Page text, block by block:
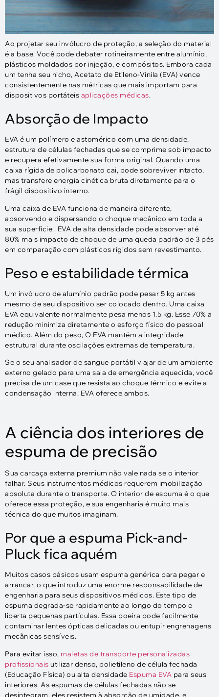
Ao projetar seu invólucro de proteção, a seleção do material
é a base. Você pode debater rotineiramente entre alumínio,
plásticos moldados por injeção, e compósitos. Embora cada
um tenha seu nicho, Acetato de Etileno-Vinila (EVA) vence
consistentemente nas métricas que mais importam para
dispositivos portáteis aplicações médicas.
Absorção de Impacto
EVA é um polímero elastomérico com uma densidade,
estrutura de células fechadas que se comprime sob impacto
e recupera efetivamente sua forma original. Quando uma
caixa rígida de policarbonato cai, pode sobreviver intacto,
mas transfere energia cinética bruta diretamente para o
frágil dispositivo interno.
Uma caixa de EVA funciona de maneira diferente,
absorvendo e dispersando o choque mecânico em toda a
sua superfície.. EVA de alta densidade pode absorver até
80% mais impacto de choque de uma queda padrão de 3 pés
em comparação com plásticos rígidos sem revestimento.
Peso e estabilidade térmica
Um invólucro de alumínio padrão pode pesar 5 kg antes
mesmo de seu dispositivo ser colocado dentro. Uma caixa
EVA equivalente normalmente pesa menos 1.5 kg. Esse 70% a
redução minimiza diretamente o esforço físico do pessoal
médico. Além do peso, O EVA mantém a integridade
estrutural durante oscilações extremas de temperatura.
Se o seu analisador de sangue portátil viajar de um ambiente
externo gelado para uma sala de emergência aquecida, você
precisa de um case que resista ao choque térmico e evite a
condensação interna. EVA oferece ambos.
A ciência dos interiores de
espuma de precisão
Sua carcaça externa premium não vale nada se o interior
falhar. Seus instrumentos médicos requerem imobilização
absoluta durante o transporte. O interior de espuma é o que
oferece essa proteção, e sua engenharia é muito mais
técnica do que muitos imaginam.
Por que a espuma Pick-and-
Pluck fica aquém
Muitos casos básicos usam espuma genérica para pegar e
arrancar, o que introduz uma enorme responsabilidade de
engenharia para seus dispositivos médicos. Este tipo de
espuma degrada-se rapidamente ao longo do tempo e
liberta pequenas partículas. Essa poeira pode facilmente
contaminar lentes ópticas delicadas ou entupir engrenagens
mecânicas sensíveis.
Para evitar isso, maletas de transporte personalizadas
profissionais utilizar denso, polietileno de célula fechada
(Educação Física) ou alta densidade Espuma EVA para seus
interiores. As espumas de células fechadas não se
desintegram, eles resistem à absorção de umidade, e